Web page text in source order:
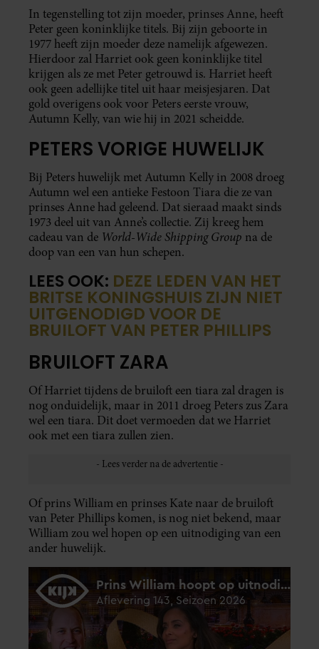
In tegenstelling tot zijn moeder, prinses Anne, heeft
Peter geen koninklijke titels. Bij zijn geboorte in
1977 heeft zijn moeder deze namelijk afgewezen.
Hierdoor zal Harriet ook geen koninklijke titel
krijgen als ze met Peter getrouwd is. Harriet heeft
ook geen adellijke titel uit haar meisjesjaren. Dat
gold overigens ook voor Peters eerste vrouw,
Autumn Kelly, van wie hij in 2021 scheidde.
PETERS VORIGE HUWELIJK
Bij Peters huwelijk met Autumn Kelly in 2008 droeg
Autumn wel een antieke Festoon Tiara die ze van
prinses Anne had geleend. Dat sieraad maakt sinds
1973 deel uit van Anne’s collectie. Zij kreeg hem
cadeau van de World-Wide Shipping Group na de
doop van een van hun schepen.
LEES OOK: DEZE LEDEN VAN HET
BRITSE KONINGSHUIS ZIJN NIET
UITGENODIGD VOOR DE
BRUILOFT VAN PETER PHILLIPS
BRUILOFT ZARA
Of Harriet tijdens de bruiloft een tiara zal dragen is
nog onduidelijk, maar in 2011 droeg Peters zus Zara
wel een tiara. Dit doet vermoeden dat we Harriet
ook met een tiara zullen zien.
Of prins William en prinses Kate naar de bruiloft
van Peter Phillips komen, is nog niet bekend, maar
William zou wel hopen op een uitnodiging van een
ander huwelijk.